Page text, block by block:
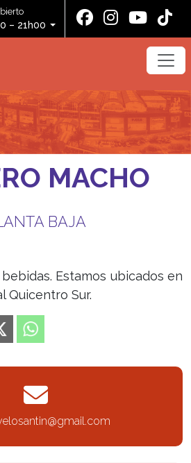
– 21h00
MACHO
BAJA
Estamos ubicados en
Quicentro Sur.